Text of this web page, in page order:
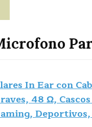
In Ear con
48 Ω,